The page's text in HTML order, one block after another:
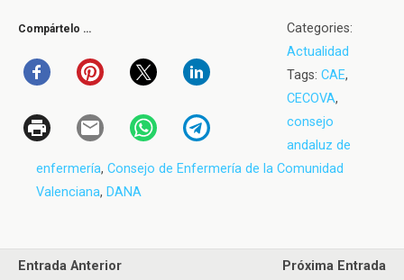
Compártelo …
Categories:
Actualidad
Tags: CAE,
CECOVA,
consejo
andaluz de
enfermería, Consejo de Enfermería de la Comunidad
Valenciana, DANA
Entrada Anterior
Próxima Entrada